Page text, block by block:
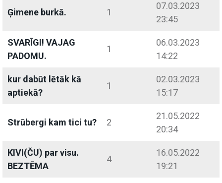
Ģimene burkā. 1
07.03.2023
23:45
SVARĪGI! VAJAG
PADOMU.
1
06.03.2023
14:22
kur dabūt lētāk kā
aptiekā?
1
02.03.2023
15:17
Strūbergi kam tici tu? 2
21.05.2022
20:34
KIVI(ČU) par visu.
BEZTĒMA
4
16.05.2022
19:21